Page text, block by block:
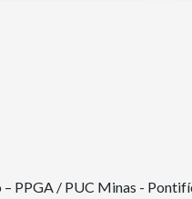
PPGA / PUC Minas -